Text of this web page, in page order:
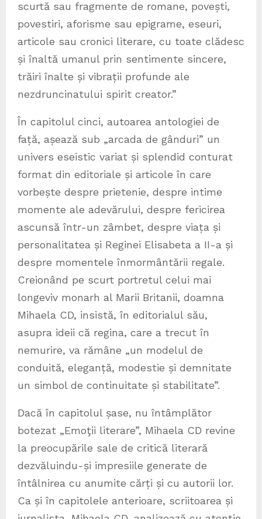
scurtă sau fragmente de romane, povești,
povestiri, aforisme sau epigrame, eseuri,
articole sau cronici literare, cu toate clădesc
și înaltă umanul prin sentimente sincere,
trăiri înalte și vibrații profunde ale
nezdruncinatului spirit creator.”
În capitolul cinci, autoarea antologiei de
față, așează sub „arcada de gânduri” un
univers eseistic variat și splendid conturat
format din editoriale și articole în care
vorbește despre prietenie, despre intime
momente ale adevărului, despre fericirea
ascunsă într-un zâmbet, despre viața și
personalitatea și Reginei Elisabeta a II-a și
despre momentele înmormântării regale.
Creionând pe scurt portretul celui mai
longeviv monarh al Marii Britanii, doamna
Mihaela CD, insistă, în editorialul său,
asupra ideii că regina, care a trecut în
nemurire, va rămâne „un modelul de
conduită, eleganță, modestie și demnitate
un simbol de continuitate și stabilitate”.
Dacă în capitolul șase, nu întâmplător
botezat „Emoţii literare”, Mihaela CD revine
la preocupările sale de critică literară
dezvăluindu-și impresiile generate de
întâlnirea cu anumite cărți și cu autorii lor.
Ca și în capitolele anterioare, scriitoarea și